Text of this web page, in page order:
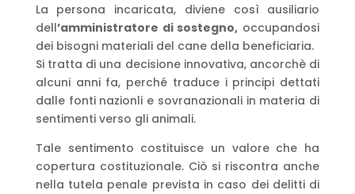
La persona incaricata, diviene così ausiliario
dell’amministratore di sostegno, occupandosi
dei bisogni materiali del cane della beneficiaria.
Si tratta di una decisione innovativa, ancorchè di
alcuni anni fa, perché traduce i principi dettati
dalle fonti nazionli e sovranazionali in materia di
sentimenti verso gli animali.
Tale sentimento costituisce un valore che ha
copertura costituzionale. Ciò si riscontra anche
nella tutela penale prevista in caso dei delitti di